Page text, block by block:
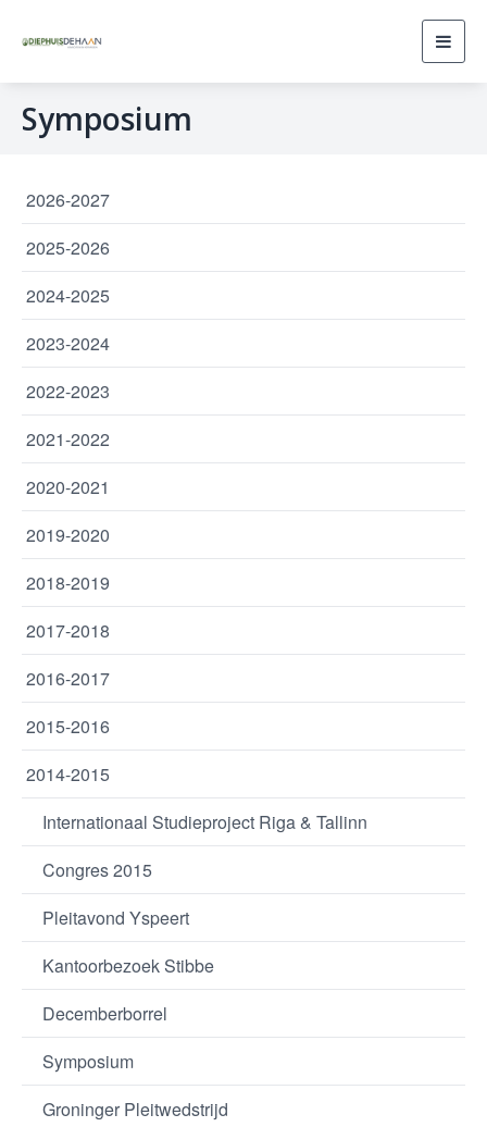
Symposium
2026-2027
2025-2026
2024-2025
2023-2024
2022-2023
2021-2022
2020-2021
2019-2020
2018-2019
2017-2018
2016-2017
2015-2016
2014-2015
Internationaal Studieproject Riga & Tallinn
Congres 2015
Pleitavond Yspeert
Kantoorbezoek Stibbe
Decemberborrel
Symposium
Groninger Pleitwedstrijd